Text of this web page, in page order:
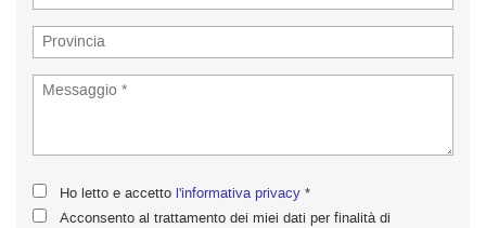
Ho letto e accetto l'informativa privacy *
Acconsento al trattamento dei miei dati per finalità di